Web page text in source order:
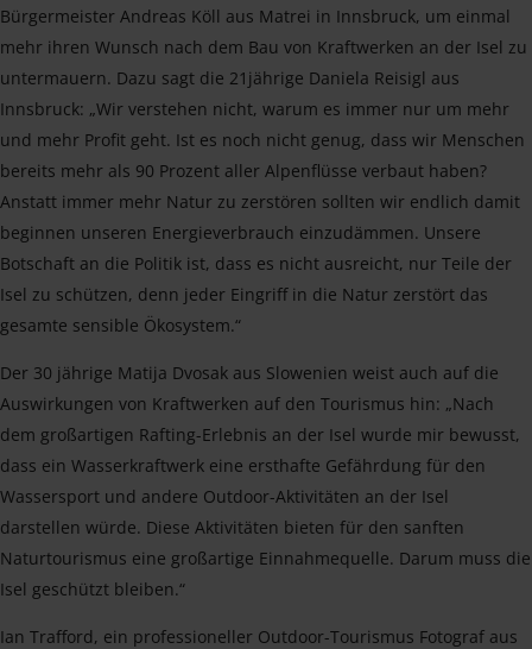
Bürgermeister Andreas Köll aus Matrei in Innsbruck, um einmal
mehr ihren Wunsch nach dem Bau von Kraftwerken an der Isel zu
untermauern. Dazu sagt die 21jährige Daniela Reisigl aus
Innsbruck: „Wir verstehen nicht, warum es immer nur um mehr
und mehr Profit geht. Ist es noch nicht genug, dass wir Menschen
bereits mehr als 90 Prozent aller Alpenflüsse verbaut haben?
Anstatt immer mehr Natur zu zerstören sollten wir endlich damit
beginnen unseren Energieverbrauch einzudämmen. Unsere
Botschaft an die Politik ist, dass es nicht ausreicht, nur Teile der
Isel zu schützen, denn jeder Eingriff in die Natur zerstört das
gesamte sensible Ökosystem.“
Der 30 jährige Matija Dvosak aus Slowenien weist auch auf die
Auswirkungen von Kraftwerken auf den Tourismus hin: „Nach
dem großartigen Rafting-Erlebnis an der Isel wurde mir bewusst,
dass ein Wasserkraftwerk eine ersthafte Gefährdung für den
Wassersport und andere Outdoor-Aktivitäten an der Isel
darstellen würde. Diese Aktivitäten bieten für den sanften
Naturtourismus eine großartige Einnahmequelle. Darum muss die
Isel geschützt bleiben.“
Ian Trafford, ein professioneller Outdoor-Tourismus Fotograf aus